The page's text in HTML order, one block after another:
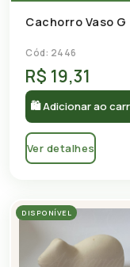
Cachorro Vaso G
Cód: 2446
R$ 19,31
🛍 Adicionar ao
Ver detalhes
DISPONÍVEL